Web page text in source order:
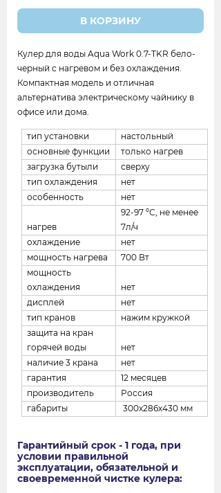
В КОРЗИНУ
Кулер для воды Aqua Work 0.7-TKR бело-
черный с нагревом и без охлаждения.
Компактная модель и отличная
альтернатива электрическому чайнику в
офисе или дома.
тип установки
настольный
основные функции
только нагрев
загрузка бутыли
сверху
тип охлаждения
нет
особенность
нет
нагрев
92-97 ºС, не менее
7л/ч
охлаждение
нет
мощность нагрева
700 Вт
мощность
охлаждения
нет
дисплей
нет
тип кранов
нажим кружкой
защита на кран
горячей воды
нет
наличие 3 крана
нет
гарантия
12 месяцев
производитель
Россия
габариты
300х286х430 мм
Гарантийный срок - 1 года, при
условии правильной
эксплуатации, обязательной и
своевременной чистке кулера: